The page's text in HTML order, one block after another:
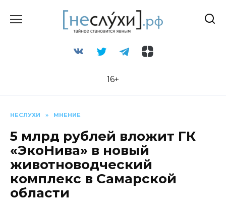
16+
НЕСЛУХИ » МНЕНИЕ
5 млрд рублей вложит ГК
«ЭкоНива» в новый
животноводческий
комплекс в Самарской
области